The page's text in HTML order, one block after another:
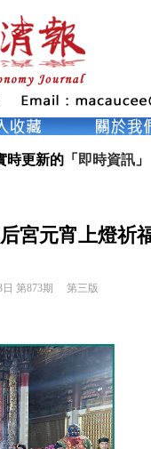
更新的「 即時資訊 」
宮元宵上燈祈
第873期 第三版